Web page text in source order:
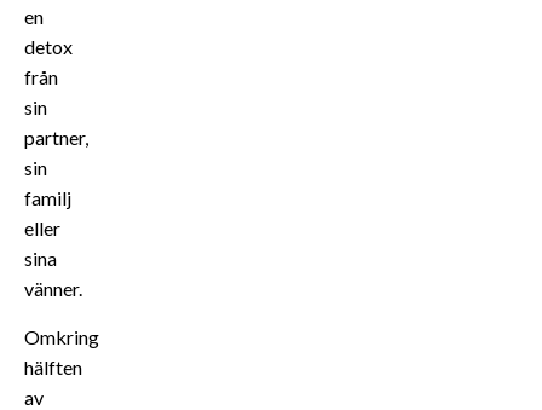
en
detox
från
sin
partner,
sin
familj
eller
sina
vänner.
Omkring
hälften
av